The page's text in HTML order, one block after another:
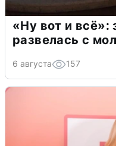
«Ну вот и
развелась с
6 августа 157